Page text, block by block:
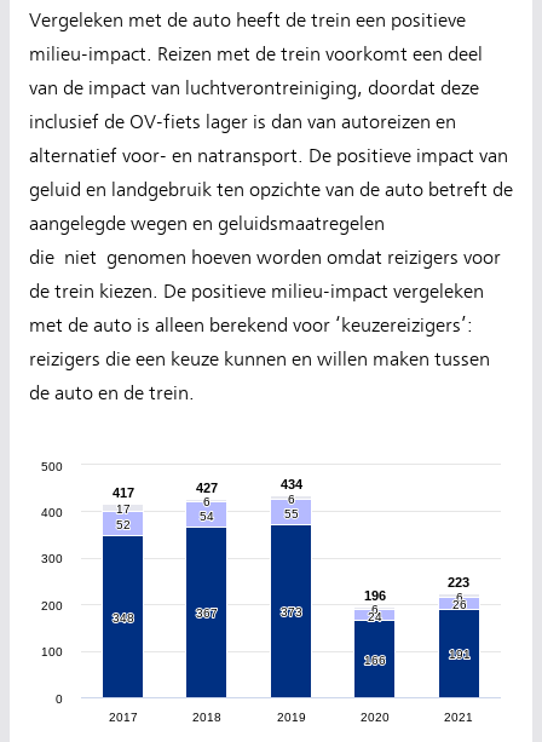
Vergeleken met de auto heeft de trein een positieve
milieu-impact. Reizen met de trein voorkomt een deel
van de impact van luchtverontreiniging, doordat deze
inclusief de OV-fiets lager is dan van autoreizen en
alternatief voor- en natransport. De positieve impact van
geluid en landgebruik ten opzichte van de auto betreft de
aangelegde wegen en geluidsmaatregelen
die niet genomen hoeven worden omdat reizigers voor
de trein kiezen. De positieve milieu-impact vergeleken
met de auto is alleen berekend voor ‘keuzereizigers’:
reizigers die een keuze kunnen en willen maken tussen
de auto en de trein.
417
417 427
427 434
434
196
196
223
223
17
17
6
6 6
6
6
6
6
6
52
52
54
54 55
55
24
24
26
26
348
348 367
367 373
373
166
166 191
191
2017 2018 2019 2020 2021
0
100
200
300
400
500